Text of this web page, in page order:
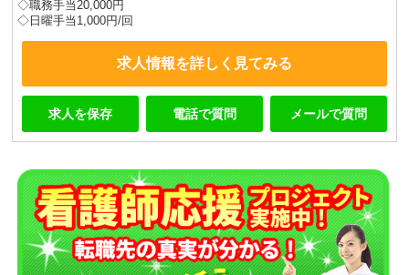
◇職務手当20,000円
◇日曜手当1,000円/回
求人情報を詳しく見てみる
求人を保存 電話で質問 メールで質問